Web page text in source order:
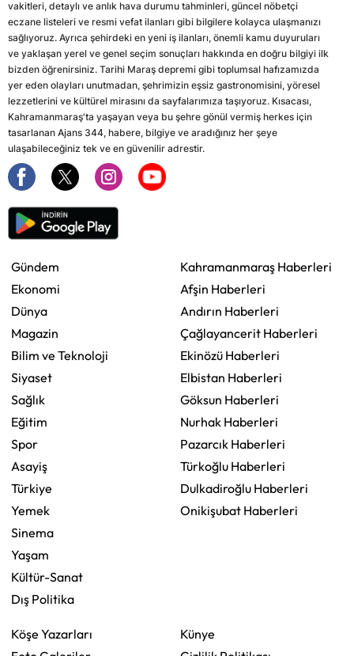
vakitleri, detaylı ve anlık hava durumu tahminleri, güncel nöbetçi
eczane listeleri ve resmi vefat ilanları gibi bilgilere kolayca ulaşmanızı
sağlıyoruz. Ayrıca şehirdeki en yeni iş ilanları, önemli kamu duyuruları
ve yaklaşan yerel ve genel seçim sonuçları hakkında en doğru bilgiyi ilk
bizden öğrenirsiniz. Tarihi Maraş depremi gibi toplumsal hafızamızda
yer eden olayları unutmadan, şehrimizin eşsiz gastronomisini, yöresel
lezzetlerini ve kültürel mirasını da sayfalarımıza taşıyoruz. Kısacası,
Kahramanmaraş'ta yaşayan veya bu şehre gönül vermiş herkes için
tasarlanan Ajans 344, habere, bilgiye ve aradığınız her şeye
ulaşabileceğiniz tek ve en güvenilir adrestir.
Gündem
Ekonomi
Dünya
Magazin
Bilim ve Teknoloji
Siyaset
Sağlık
Eğitim
Spor
Asayiş
Türkiye
Yemek
Sinema
Yaşam
Kültür-Sanat
Dış Politika
Kahramanmaraş Haberleri
Afşin Haberleri
Andırın Haberleri
Çağlayancerit Haberleri
Ekinözü Haberleri
Elbistan Haberleri
Göksun Haberleri
Nurhak Haberleri
Pazarcık Haberleri
Türkoğlu Haberleri
Dulkadiroğlu Haberleri
Onikişubat Haberleri
Köşe Yazarları
Künye